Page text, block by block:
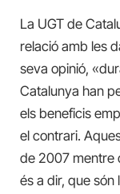
La UGT de
relació amb les
seva opinió, «d
Catalunya han
els beneficis
el contrari. A
de 2007 mentre
és a dir, que són